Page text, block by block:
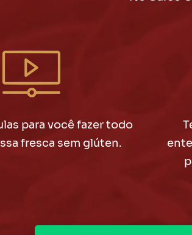
para você fazer todo
fresca sem glúten.